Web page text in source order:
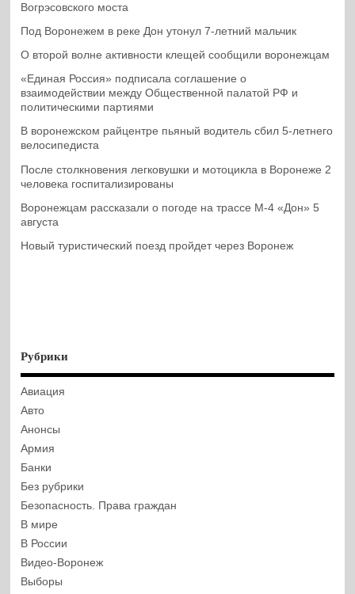
Вогрэсовского моста
Под Воронежем в реке Дон утонул 7-летний мальчик
О второй волне активности клещей сообщили воронежцам
«Единая Россия» подписала соглашение о
взаимодействии между Общественной палатой РФ и
политическими партиями
В воронежском райцентре пьяный водитель сбил 5-летнего
велосипедиста
После столкновения легковушки и мотоцикла в Воронеже 2
человека госпитализированы
Воронежцам рассказали о погоде на трассе М-4 «Дон» 5
августа
Новый туристический поезд пройдет через Воронеж
Рубрики
Авиация
Авто
Анонсы
Армия
Банки
Без рубрики
Безопасность. Права граждан
В мире
В России
Видео-Воронеж
Выборы